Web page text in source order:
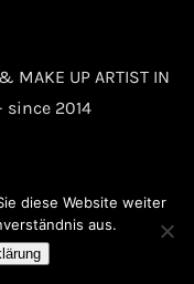
MAKE UP ARTIST IN
since 2014
diese Website weiter
aus.